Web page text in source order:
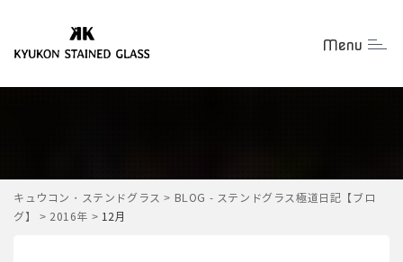
Menu
キュウコン・ステンドグラス > BLOG - ステンドグラス極道日記【ブロ
グ】
> 2016年 > 12月